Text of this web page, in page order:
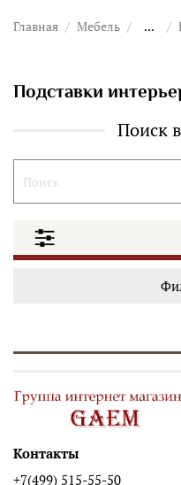
Главная Мебель ...
Подставки
Поиск
Контакты
+7(499) 515-55-50